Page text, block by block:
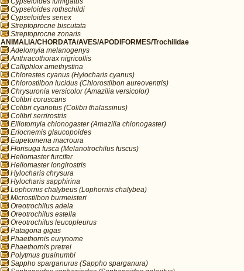
Cypseloides rothschildi
Cypseloides senex
Streptoprocne biscutata
Streptoprocne zonaris
ANIMALIA/CHORDATA/AVES/APODIFORMES/Trochilidae
Adelomyia melanogenys
Anthracothorax nigricollis
Calliphlox amethystina
Chlorestes cyanus (Hylocharis cyanus)
Chlorostilbon lucidus (Chlorostilbon aureoventris)
Chrysuronia versicolor (Amazilia versicolor)
Colibri coruscans
Colibri cyanotus (Colibri thalassinus)
Colibri serrirostris
Elliotomyia chionogaster (Amazilia chionogaster)
Eriocnemis glaucopoides
Eupetomena macroura
Florisuga fusca (Melanotrochilus fuscus)
Heliomaster furcifer
Heliomaster longirostris
Hylocharis chrysura
Hylocharis sapphirina
Lophornis chalybeus (Lophornis chalybea)
Microstilbon burmeisteri
Oreotrochilus adela
Oreotrochilus estella
Oreotrochilus leucopleurus
Patagona gigas
Phaethornis eurynome
Phaethornis pretrei
Polytmus guainumbi
Sappho sparganurus (Sappho sparganura)